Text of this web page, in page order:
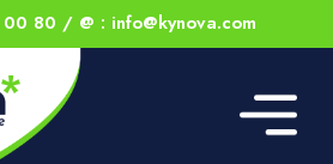
80 / @ : info@kynova.com